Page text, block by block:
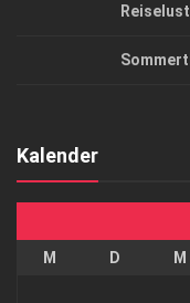
Kalender
M D M